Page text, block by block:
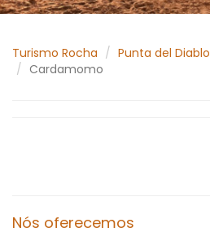
Turismo Rocha Punta del Diablo
Cardamomo
Nós oferecemos